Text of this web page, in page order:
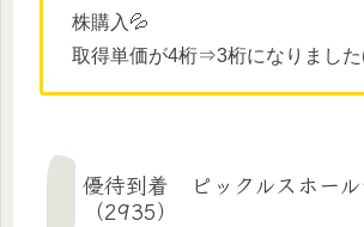
株購入💦
取得単価が4桁⇒3桁になりました
優待到着 ピックルスホール
（2935）